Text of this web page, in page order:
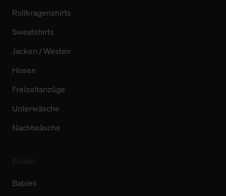
Rollkragenshirts
Sweatshirts
Jacken / Westen
Hosen
Freizeitanzüge
Unterwäsche
Nachtwäsche
Babies